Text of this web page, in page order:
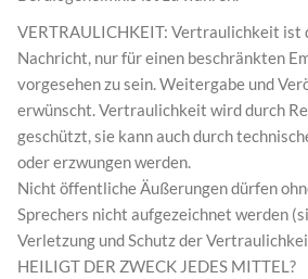
VERTRAULICHKEIT: Vertraulichkeit ist
Nachricht, nur für einen beschränkten
vorgesehen zu sein. Weitergabe und
erwünscht. Vertraulichkeit wird durch
geschützt, sie kann auch durch
oder erzwungen werden.
Nicht öffentliche Äußerungen dürfen
Sprechers nicht aufgezeichnet werden
Verletzung und Schutz der
HEILIGT DER ZWECK JEDES MITTEL?